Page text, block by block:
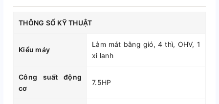
THÔNG SỐ KỸ THUẬT
Kiểu máy
Làm mát bằng gió, 4 thì, OHV, 1
xi lanh
Công suất động
cơ
7.5HP